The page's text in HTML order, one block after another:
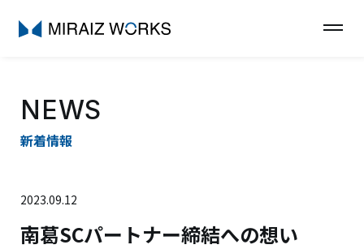
NEWS
新着情報
2023.09.12
南葛SCパートナー締結への想い